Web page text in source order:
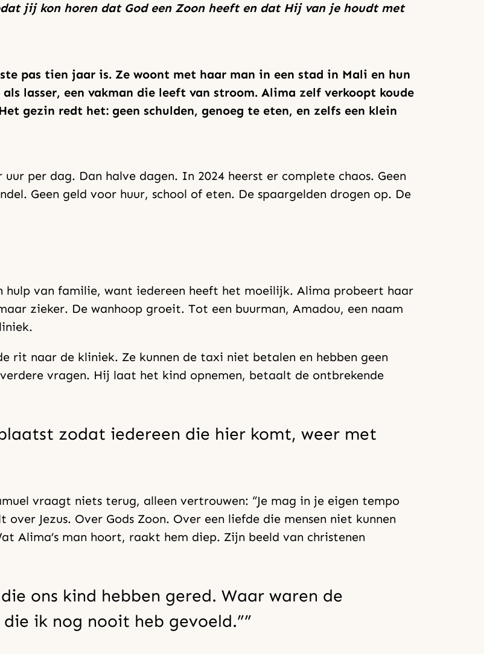
jij kon horen dat God een Zoon heeft en dat Hij van je houdt met
pas tien jaar is. Ze woont met haar man in een stad in Mali en hun
lasser, een vakman die leeft van stroom. Alima zelf verkoopt koude
gezin redt het: geen schulden, genoeg te eten, en zelfs een klein
per dag. Dan halve dagen. In 2024 heerst er complete chaos. Geen
Geen geld voor huur, school of eten. De spaargelden drogen op. De
hulp van familie, want iedereen heeft het moeilijk. Alima probeert haar
zieker. De wanhoop groeit. Tot een buurman, Amadou, een naam
rit naar de kliniek. Ze kunnen de taxi niet betalen en hebben geen
vragen. Hij laat het kind opnemen, betaalt de ontbrekende
zodat iedereen die hier komt, weer met
vraagt niets terug, alleen vertrouwen: “Je mag in je eigen tempo
Jezus. Over Gods Zoon. Over een liefde die mensen niet kunnen
Alima’s man hoort, raakt hem diep. Zijn beeld van christenen
ons kind hebben gered. Waar waren de
ik nog nooit heb gevoeld.”